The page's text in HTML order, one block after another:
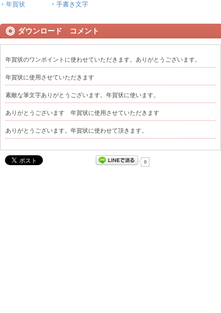
年賀状
手書き文字
ダウンロード コメント
年賀状のワンポイントに使わせていただきます。ありがとうございます。
年賀状に使用させていただきます
素敵な筆文字ありがとうございます。年賀状に使います。
ありがとうございます 年賀状に使用させていただきます
ありがとうございます。年賀状に使わせて頂きます。
0